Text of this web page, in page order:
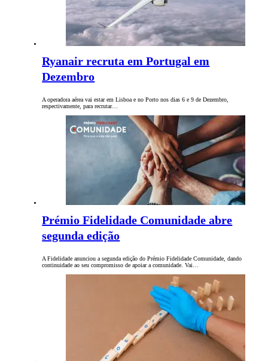
Ryanair recruta em Portugal em
Dezembro
A operadora aérea vai estar em Lisboa e no Porto nos dias 6 e 9 de Dezembro,
respectivamente, para recrutar…
Prémio Fidelidade Comunidade abre
segunda edição
A Fidelidade anunciou a segunda edição do Prémio Fidelidade Comunidade, dando
continuidade ao seu compromisso de apoiar a comunidade. Vai…